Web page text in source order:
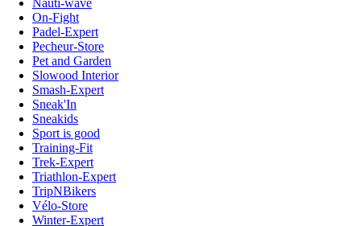
Nauti-wave
On-Fight
Padel-Expert
Pecheur-Store
Pet and Garden
Slowood Interior
Smash-Expert
Sneak'In
Sneakids
Sport is good
Training-Fit
Trek-Expert
Triathlon-Expert
TripNBikers
Vélo-Store
Winter-Expert